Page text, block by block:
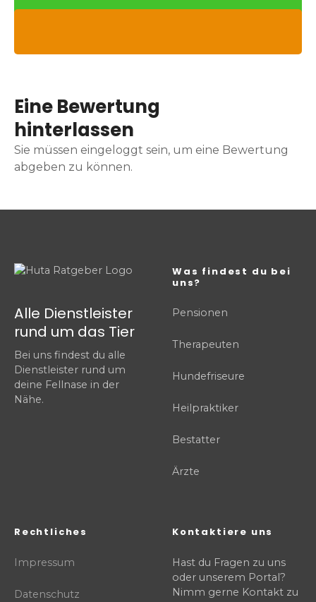
Eine Bewertung
hinterlassen
Sie müssen eingeloggt sein, um eine Bewertung
abgeben zu können.
Alle Dienstleister
rund um das Tier
Bei uns findest du alle
Dienstleister rund um
deine Fellnase in der
Nähe.
Was findest du bei
uns?
Pensionen
Therapeuten
Hundefriseure
Heilpraktiker
Bestatter
Ärzte
Rechtliches
Impressum
Datenschutz
Kontaktiere uns
Hast du Fragen zu uns
oder unserem Portal?
Nimm gerne Kontakt zu